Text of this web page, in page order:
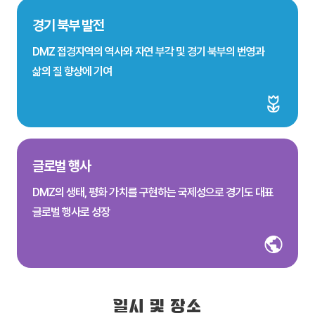
경기 북부 발전
DMZ 접경지역의 역사와 자연 부각 및 경기 북부의 번영과
삶의 질 향상에 기여
글로벌 행사
DMZ의 생태, 평화 가치를 구현하는 국제성으로 경기도 대표
글로벌 행사로 성장
일시 및 장소